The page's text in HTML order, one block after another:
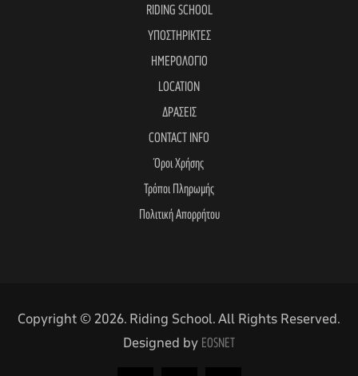
RIDING SCHOOL
ΥΠΟΣΤΗΡΙΚΤΕΣ
ΗΜΕΡΟΛΟΓΙΟ
LOCATION
ΔΡΑΣΕΙΣ
CONTACT INFO
Όροι Χρήσης
Τρόποι Πληρωμής
Πολιτική Απορρήτου
Copyright © 2026. Riding School. All Rights Reserved.
Designed by EOSNET